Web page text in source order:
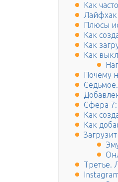
Как
Лайфхак
Плюсы
Как
Как
Как
Почему
Сфера 7:
Как
Как
Третье.